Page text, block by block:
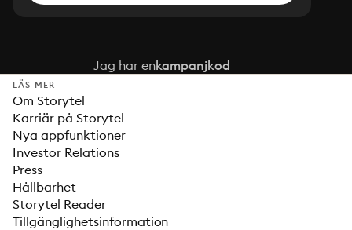
Jag har enkampanjkod
LÄS MER
Om Storytel
Karriär på Storytel
Nya appfunktioner
Investor Relations
Press
Hållbarhet
Storytel Reader
Tillgänglighetsinformation